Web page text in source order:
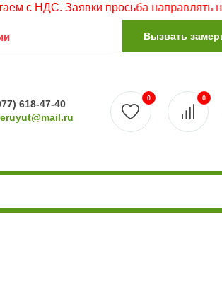
Заявки просьба направлять на
Вызвать
618-47-40
0 0